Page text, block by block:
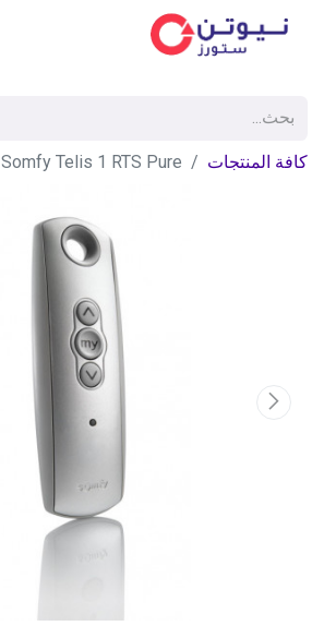
كافة المنتجات Somfy Telis 1 RTS Pure